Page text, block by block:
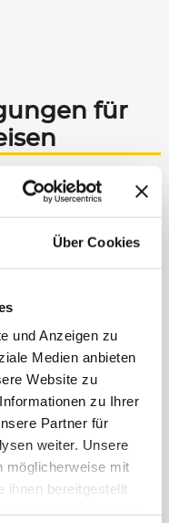
Über Cookies
und Anzeigen zu
Medien anbieten
Website zu
zu Ihrer
Partner für
weiter. Unsere
möglicherweise mit
ihnen bereitgestellt
für
Begriff
Gruppe für
zahlende
gemeinsame
bezeichnet.
ist für die
Speedys
zu benennen.
ist Speedys
mit allen
erhält der